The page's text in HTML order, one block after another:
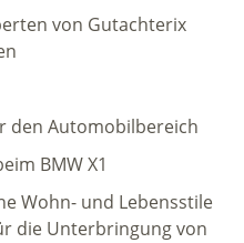
von Gutachterix
den Automobilbereich
BMW X1
Wohn- und Lebensstile
die Unterbringung von